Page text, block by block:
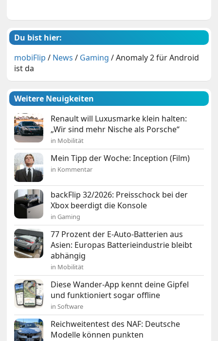
Du bist hier:
mobiFlip / News / Gaming /Anomaly 2 für Android
ist da
Weitere Neuigkeiten
Renault will Luxusmarke klein halten:
„Wir sind mehr Nische als Porsche“
in Mobilität
Mein Tipp der Woche: Inception (Film)
in Kommentar
backFlip 32/2026: Preisschock bei der
Xbox beerdigt die Konsole
in Gaming
77 Prozent der E-Auto-Batterien aus
Asien: Europas Batterieindustrie bleibt
abhängig
in Mobilität
Diese Wander-App kennt deine Gipfel
und funktioniert sogar offline
in Software
Reichweitentest des NAF: Deutsche
Modelle können punkten